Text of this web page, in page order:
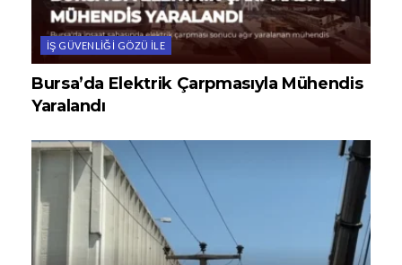
İŞ GÜVENLIĞI GÖZÜ ILE
Bursa’da Elektrik Çarpmasıyla Mühendis
Yaralandı